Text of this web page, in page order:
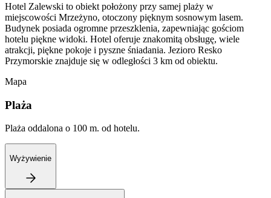
Hotel Zalewski to obiekt położony przy samej plaży w
miejscowości Mrzeżyno, otoczony pięknym sosnowym lasem.
Budynek posiada ogromne przeszklenia, zapewniając gościom
hotelu piękne widoki. Hotel oferuje znakomitą obsługę, wiele
atrakcji, piękne pokoje i pyszne śniadania. Jezioro Resko
Przymorskie znajduje się w odległości 3 km od obiektu.
Mapa
Plaża
Plaża oddalona o 100 m. od hotelu.
Wyżywienie